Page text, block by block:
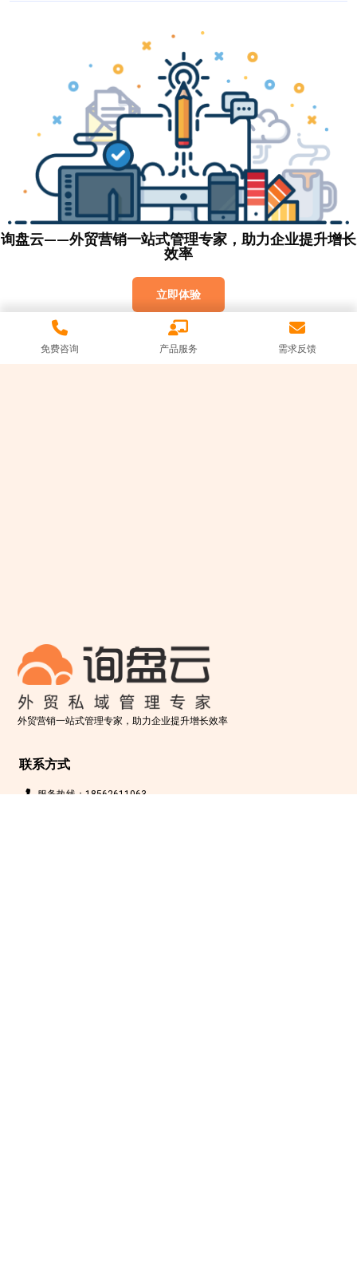
询盘云——外贸营销一站式管理专家，助力企业提升增长
效率
立即体验
免费咨询 产品服务 需求反馈
外贸营销一站式管理专家，助力企业提升增长效率
联系方式
服务热线：18562611063